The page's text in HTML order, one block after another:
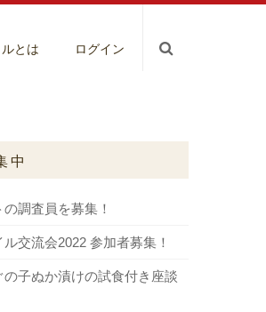
とは ログイン
中
調査員を募集！
交流会2022 参加者募集！
の子ぬか漬けの試食付き座談